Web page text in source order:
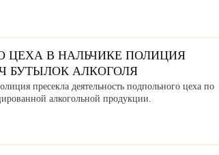
ЦЕХА В НАЛЬЧИКЕ ПОЛИЦИЯ
БУТЫЛОК АЛКОГОЛЯ
пресекла деятельность подпольного цеха по
алкогольной продукции.